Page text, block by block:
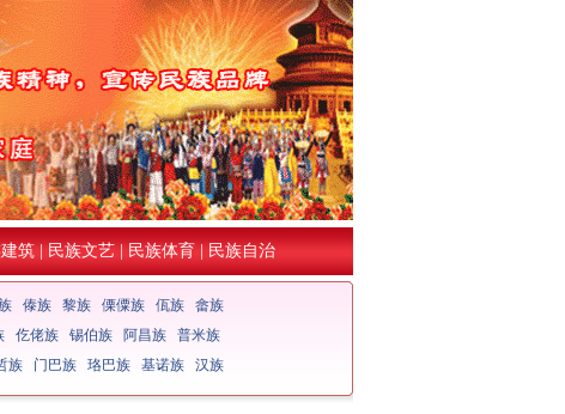
筑 民族文艺 民族体育 民族自治
傣族 黎族 傈僳族 佤族
畲族
仡佬族 锡伯族 阿昌族
普米族
族 门巴族 珞巴族 基诺族 汉族